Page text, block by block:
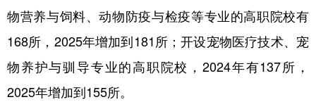
Deutsch Português
物营养与饲料、动物防疫与检疫等专业的高职院校有
168所，2025年增加到181所；开设宠物医疗技术、宠
物养护与驯导专业的高职院校，2024年有137所，
2025年增加到155所。